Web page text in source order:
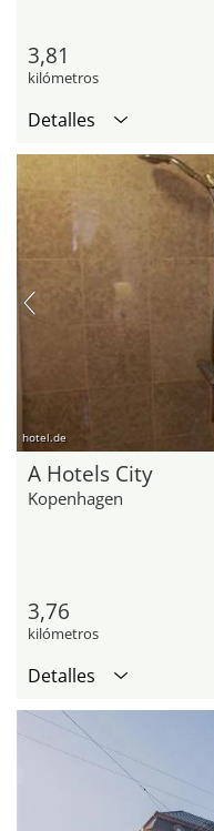
3,81
kilómetros
Detalles
hotel.de
A Hotels City
Kopenhagen
3,76
kilómetros
Detalles